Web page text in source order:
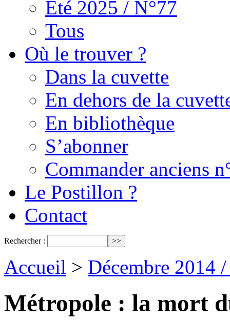
Été 2025 / N°77
Tous
Où le trouver ?
Dans la cuvette
En dehors de la
En bibliothèque
S’abonner
Commander anciens
Le Postillon ?
Contact
Rechercher :
Accueil > Décembre 2014
Métropole : la mort